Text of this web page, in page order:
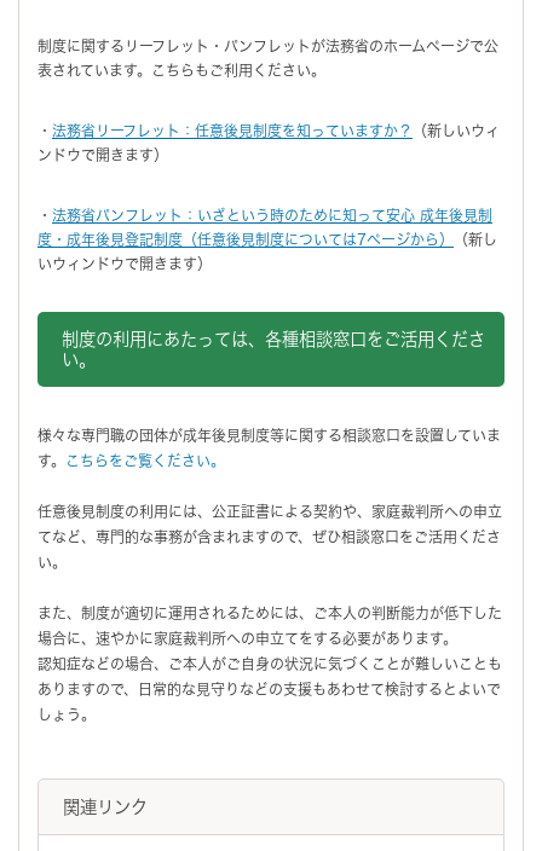
制度に関するリーフレット・パンフレットが法務省のホームページで公
表されています。こちらもご利用ください。
・ 法務省リーフレット：任意後見制度を知っていますか？
（新しいウィ
ンドウで開きます）
・ 法務省パンフレット：いざという時のために知って安心 成年後見制
度・成年後見登記制度（任意後見制度については7ページから）
（新し
いウィンドウで開きます）
制度の利用にあたっては、各種相談窓口をご活用くださ
い。
様々な専門職の団体が成年後見制度等に関する相談窓口を設置していま
す。
こちらをご覧ください。
任意後見制度の利用には、公正証書による契約や、家庭裁判所への申立
てなど、専門的な事務が含まれますので、ぜひ相談窓口をご活用くださ
い。
また、制度が適切に運用されるためには、ご本人の判断能力が低下した
場合に、速やかに家庭裁判所への申立てをする必要があります。
認知症などの場合、ご本人がご自身の状況に気づくことが難しいことも
ありますので、日常的な見守りなどの支援もあわせて検討するとよいで
しょう。
関連リンク